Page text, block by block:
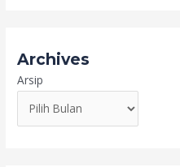
Archives
Arsip